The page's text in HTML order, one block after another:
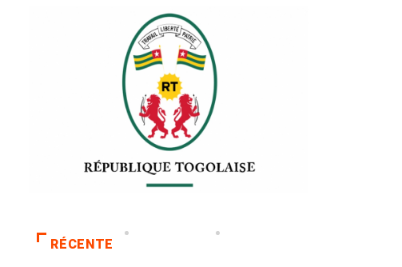
RÉCENTE